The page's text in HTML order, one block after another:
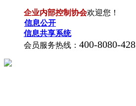
企业内部控制协会欢迎您！
信息公开
信息共享系统
会员服务热线： 400-8080-428